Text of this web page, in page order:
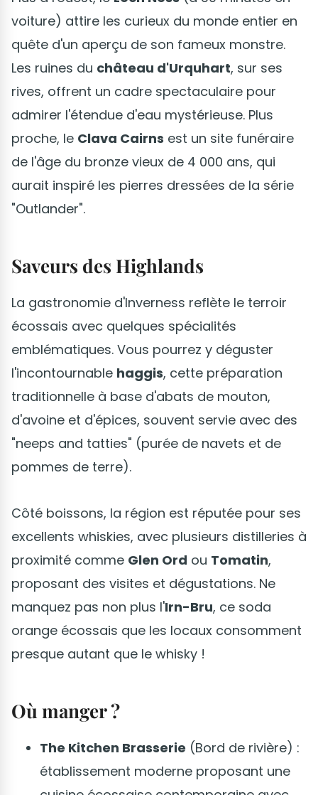
voiture) attire les curieux du monde entier en
quête d'un aperçu de son fameux monstre.
Les ruines du château d'Urquhart, sur ses
rives, offrent un cadre spectaculaire pour
admirer l'étendue d'eau mystérieuse. Plus
proche, le Clava Cairns est un site funéraire
de l'âge du bronze vieux de 4 000 ans, qui
aurait inspiré les pierres dressées de la série
"Outlander".
Saveurs des Highlands
La gastronomie d'Inverness reflète le terroir
écossais avec quelques spécialités
emblématiques. Vous pourrez y déguster
l'incontournable haggis, cette préparation
traditionnelle à base d'abats de mouton,
d'avoine et d'épices, souvent servie avec des
"neeps and tatties" (purée de navets et de
pommes de terre).
Côté boissons, la région est réputée pour ses
excellents whiskies, avec plusieurs distilleries à
proximité comme Glen Ord ou Tomatin,
proposant des visites et dégustations. Ne
manquez pas non plus l'Irn-Bru, ce soda
orange écossais que les locaux consomment
presque autant que le whisky !
Où manger ?
The Kitchen Brasserie (Bord de rivière) :
établissement moderne proposant une